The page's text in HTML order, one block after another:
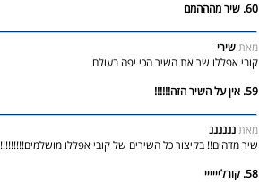
60. שיר מהההמם
מאתשירי
קובי אפללו שר את השיר הכי יפה בעולם
59. אין על השיר הזה!!!!!!
מאתננננננ
שיר מדהים!! בקיצור כל השירים של קובי אפללו מושלמים!!!!!!!!!
58. קורליייייי